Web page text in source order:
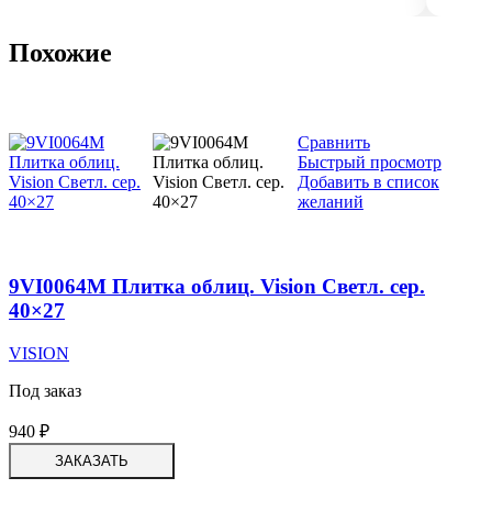
Похожие
Сравнить
Быстрый просмотр
Добавить в список
желаний
9VI0064M Плитка облиц. Vision Светл. сер.
40×27
VISION
Под заказ
940 ₽
ЗАКАЗАТЬ